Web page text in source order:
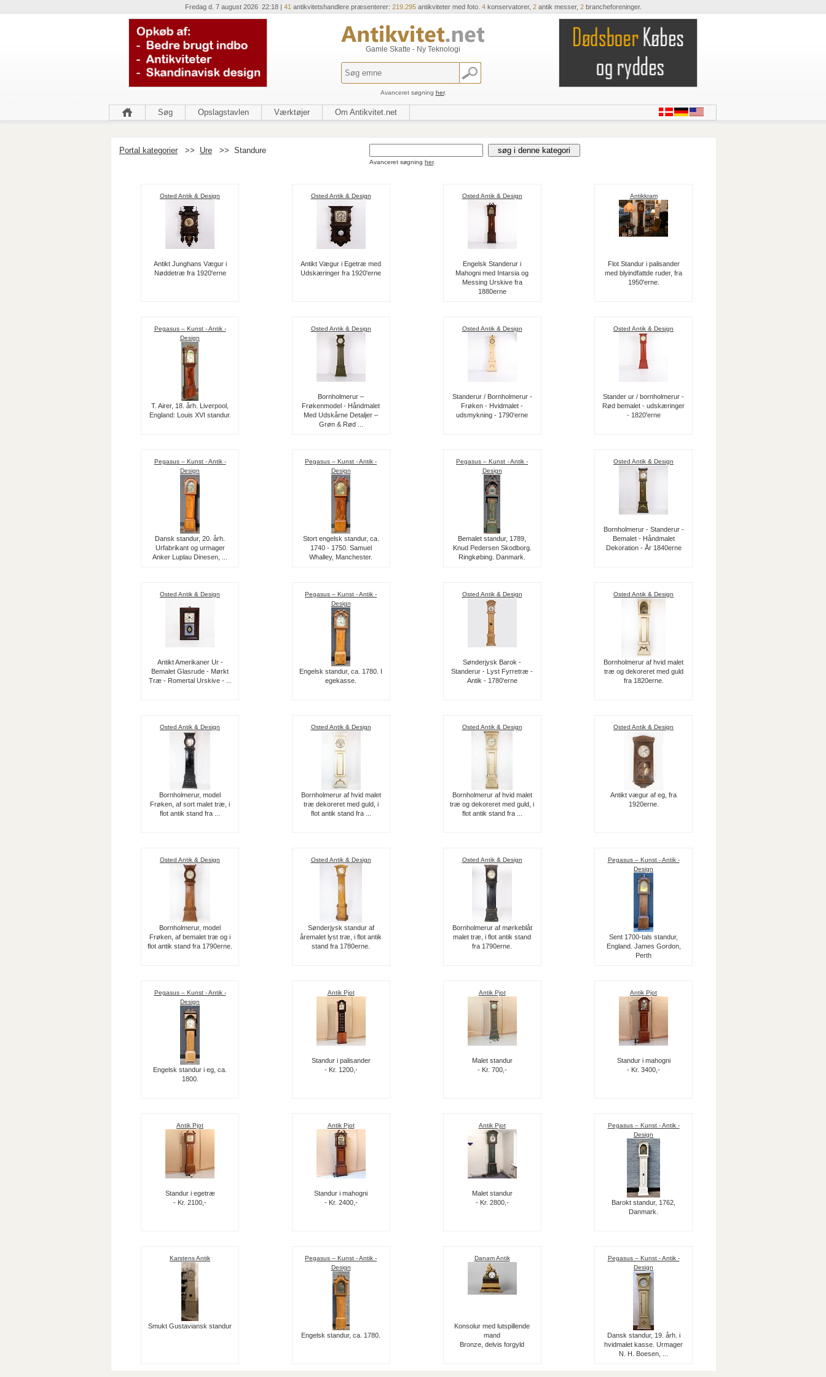
Fredag d. 7 august 2026 22:18 | 41 antikvitetshandlere præsenterer: 219.295antikviteter med foto. 4konservatorer, 2antik messer, 2brancheforeninger.
Gamle Skatte - Ny Teknologi
Avanceret søgning her.
Søg Opslagstavlen Værktøjer Om Antikvitet.net
Portal kategorier >> Ure >> Standure
Avanceret søgning her.
Osted Antik & Design
Antikt Junghans Vægur i
Nøddetræ fra 1920'erne
Osted Antik & Design
Antikt Vægur i Egetræ med
Udskæringer fra 1920'erne
Osted Antik & Design
Engelsk Standerur i
Mahogni med Intarsia og
Messing Urskive fra
1880erne
Antikkram
Flot Standur i palisander
med blyindfattde ruder, fra
1950'erne.
Pegasus – Kunst - Antik -
Design
T. Airer, 18. årh. Liverpool,
England: Louis XVI standur.
Osted Antik & Design
Bornholmerur –
Frøkenmodel - Håndmalet
Med Udskårne Detaljer –
Grøn & Rød ...
Osted Antik & Design
Standerur / Bornholmerur -
Frøken - Hvidmalet -
udsmykning - 1790'erne
Osted Antik & Design
Stander ur / bornholmerur -
Rød bemalet - udskæringer
- 1820'erne
Pegasus – Kunst - Antik -
Design
Dansk standur, 20. årh.
Urfabrikant og urmager
Anker Luplau Dinesen, ...
Pegasus – Kunst - Antik -
Design
Stort engelsk standur, ca.
1740 - 1750. Samuel
Whalley, Manchester.
Pegasus – Kunst - Antik -
Design
Bemalet standur, 1789,
Knud Pedersen Skodborg.
Ringkøbing. Danmark.
Osted Antik & Design
Bornholmerur - Standerur -
Bemalet - Håndmalet
Dekoration - År 1840erne
Osted Antik & Design
Antikt Amerikaner Ur -
Bemalet Glasrude - Mørkt
Træ - Romertal Urskive - ...
Pegasus – Kunst - Antik -
Design
Engelsk standur, ca. 1780. I
egekasse.
Osted Antik & Design
Sønderjysk Barok -
Standerur - Lyst Fyrretræ -
Antik - 1780'erne
Osted Antik & Design
Bornholmerur af hvid malet
træ og dekoreret med guld
fra 1820erne.
Osted Antik & Design
Bornholmerur, model
Frøken, af sort malet træ, i
flot antik stand fra ...
Osted Antik & Design
Bornholmerur af hvid malet
træ dekoreret med guld, i
flot antik stand fra ...
Osted Antik & Design
Bornholmerur af hvid malet
træ og dekoreret med guld, i
flot antik stand fra ...
Osted Antik & Design
Antikt vægur af eg, fra
1920erne.
Osted Antik & Design
Bornholmerur, model
Frøken, af bemalet træ og i
flot antik stand fra 1790erne.
Osted Antik & Design
Sønderjysk standur af
åremalet lyst træ, i flot antik
stand fra 1780erne.
Osted Antik & Design
Bornholmerur af mørkeblåt
malet træ, i flot antik stand
fra 1790erne.
Pegasus – Kunst - Antik -
Design
Sent 1700-tals standur,
England. James Gordon,
Perth
Pegasus – Kunst - Antik -
Design
Engelsk standur i eg, ca.
1800.
Antik Pjot
Standur i palisander
- Kr. 1200,-
Antik Pjot
Malet standur
- Kr. 700,-
Antik Pjot
Standur i mahogni
- Kr. 3400,-
Antik Pjot
Standur i egetræ
- Kr. 2100,-
Antik Pjot
Standur i mahogni
- Kr. 2400,-
Antik Pjot
Malet standur
- Kr. 2800,-
Pegasus – Kunst - Antik -
Design
Barokt standur, 1762,
Danmark.
Karstens Antik
Smukt Gustaviansk standur
Pegasus – Kunst - Antik -
Design
Engelsk standur, ca. 1780.
Danam Antik
Konsolur med lutspillende
mand
Bronze, delvis forgyld
Pegasus – Kunst - Antik -
Design
Dansk standur, 19. årh. i
hvidmalet kasse. Urmager
N. H. Boesen, ...